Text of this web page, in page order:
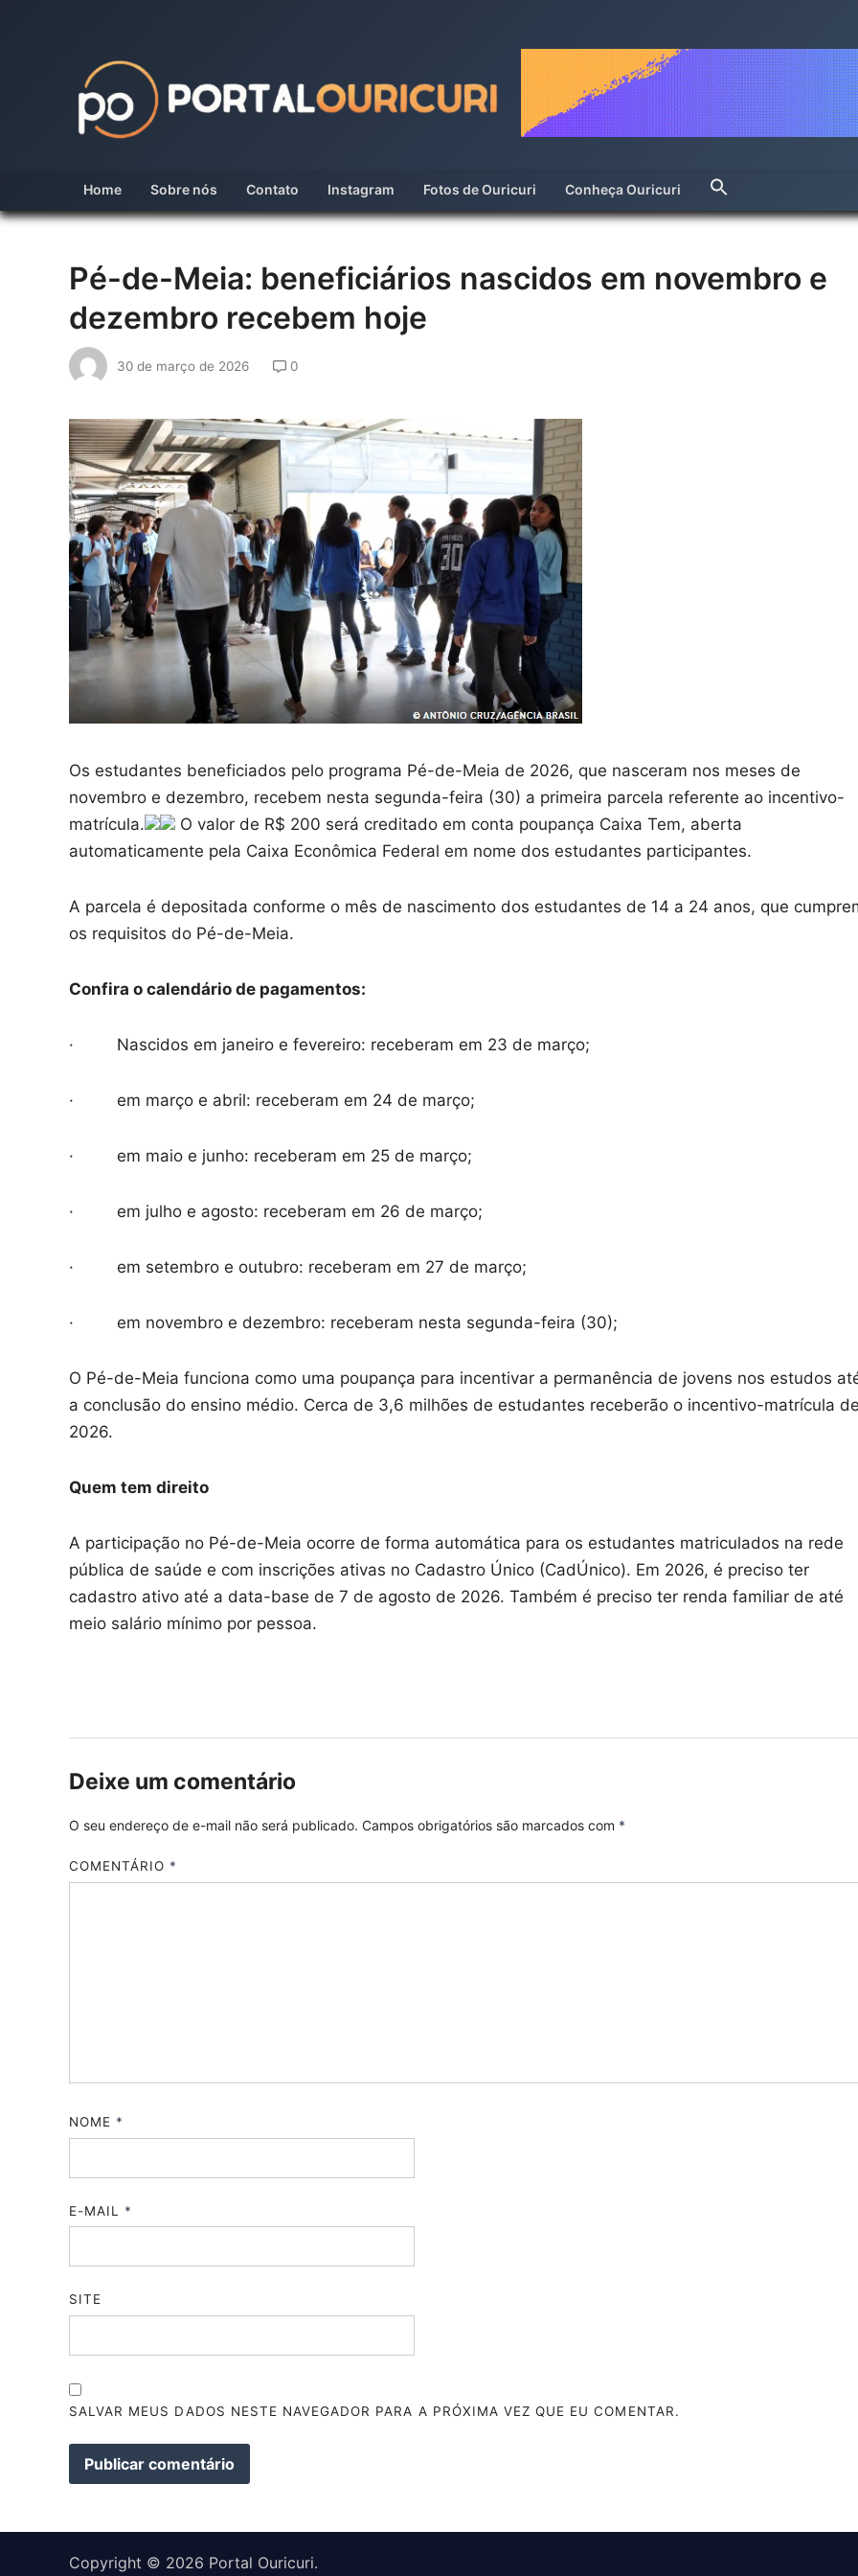
Home Sobre nós Contato Instagram Fotos de Ouricuri Conheça Ouricuri
Pé-de-Meia: beneficiários nascidos em novembro e
dezembro recebem hoje
30 de março de 2026 0
Os estudantes beneficiados pelo programa Pé-de-Meia de 2026, que nasceram nos meses de
novembro e dezembro, recebem nesta segunda-feira (30) a primeira parcela referente ao incentivo-
matrícula.
O valor de R$ 200 será creditado em conta poupança Caixa Tem, aberta
automaticamente pela Caixa Econômica Federal em nome dos estudantes participantes.
A parcela é depositada conforme o mês de nascimento dos estudantes de 14 a 24 anos, que
os requisitos do Pé-de-Meia.
Confira o calendário de pagamentos:
· Nascidos em janeiro e fevereiro: receberam em 23 de março;
· em março e abril: receberam em 24 de março;
· em maio e junho: receberam em 25 de março;
· em julho e agosto: receberam em 26 de março;
· em setembro e outubro: receberam em 27 de março;
· em novembro e dezembro: receberam nesta segunda-feira (30);
O Pé-de-Meia funciona como uma poupança para incentivar a permanência de jovens nos estudos
a conclusão do ensino médio. Cerca de 3,6 milhões de estudantes receberão o incentivo-matrícula
2026.
Quem tem direito
A participação no Pé-de-Meia ocorre de forma automática para os estudantes matriculados na rede
pública de saúde e com inscrições ativas no Cadastro Único (CadÚnico). Em 2026, é preciso ter
cadastro ativo até a data-base de 7 de agosto de 2026. Também é preciso ter renda familiar de até
meio salário mínimo por pessoa.
Deixe um comentário
O seu endereço de e-mail não será publicado. Campos obrigatórios são marcados com *
COMENTÁRIO *
NOME *
E-MAIL *
SITE
SALVAR MEUS DADOS NESTE NAVEGADOR PARA A PRÓXIMA VEZ QUE EU COMENTAR.
Copyright © 2026 Portal Ouricuri.